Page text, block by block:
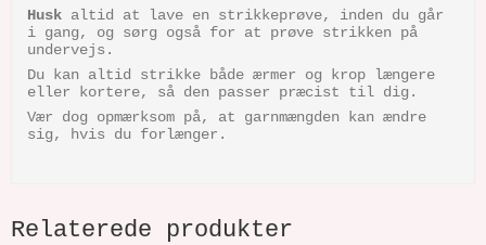
Husk altid at lave en strikkeprøve, inden du går
i gang, og sørg også for at prøve strikken på
undervejs.
Du kan altid strikke både ærmer og krop længere
eller kortere, så den passer præcist til dig.
Vær dog opmærksom på, at garnmængden kan ændre
sig, hvis du forlænger.
Relaterede produkter